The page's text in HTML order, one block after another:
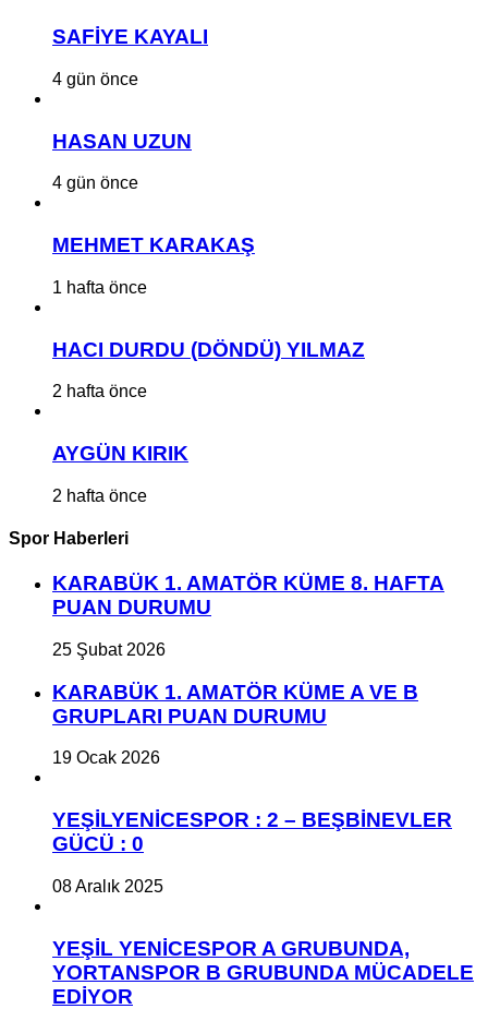
SAFİYE KAYALI
4 gün önce
HASAN UZUN
4 gün önce
MEHMET KARAKAŞ
1 hafta önce
HACI DURDU (DÖNDÜ) YILMAZ
2 hafta önce
AYGÜN KIRIK
2 hafta önce
Spor Haberleri
KARABÜK 1. AMATÖR KÜME 8. HAFTA
PUAN DURUMU
25 Şubat 2026
KARABÜK 1. AMATÖR KÜME A VE B
GRUPLARI PUAN DURUMU
19 Ocak 2026
YEŞİLYENİCESPOR : 2 – BEŞBİNEVLER
GÜCÜ : 0
08 Aralık 2025
YEŞİL YENİCESPOR A GRUBUNDA,
YORTANSPOR B GRUBUNDA MÜCADELE
EDİYOR